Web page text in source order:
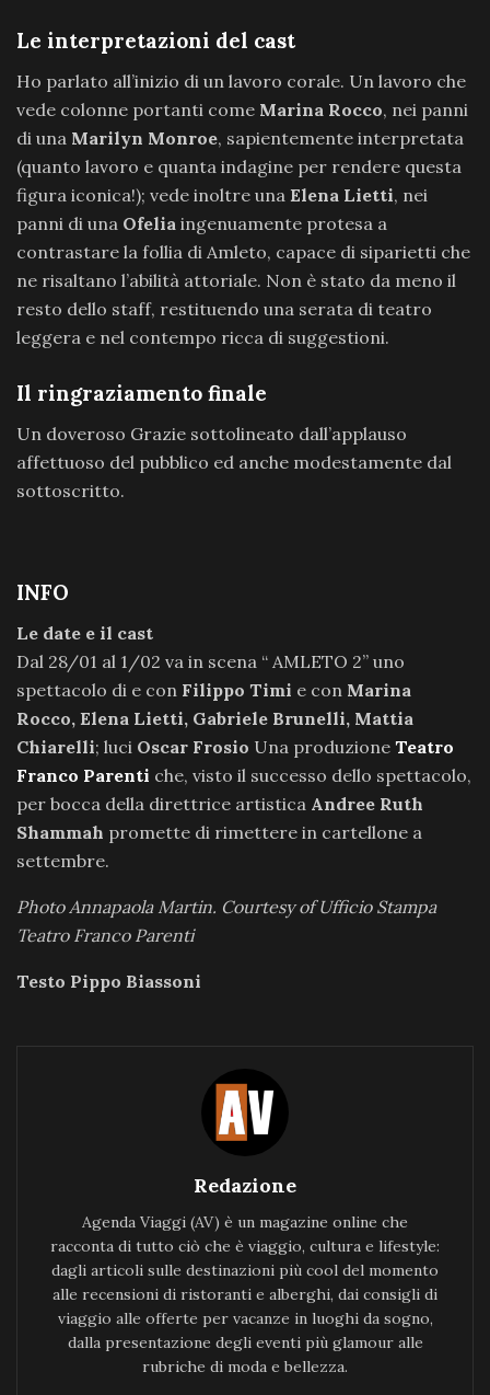
Le interpretazioni del cast
Ho parlato all’inizio di un lavoro corale. Un lavoro che
vede colonne portanti come Marina Rocco, nei panni
di una Marilyn Monroe, sapientemente interpretata
(quanto lavoro e quanta indagine per rendere questa
figura iconica!); vede inoltre una Elena Lietti, nei
panni di una Ofelia ingenuamente protesa a
contrastare la follia di Amleto, capace di siparietti che
ne risaltano l’abilità attoriale. Non è stato da meno il
resto dello staff, restituendo una serata di teatro
leggera e nel contempo ricca di suggestioni.
Il ringraziamento finale
Un doveroso Grazie sottolineato dall’applauso
affettuoso del pubblico ed anche modestamente dal
sottoscritto.
INFO
Le date e il cast
Dal 28/01 al 1/02 va in scena “ AMLETO 2” uno
spettacolo di e con Filippo Timi e con Marina
Rocco, Elena Lietti, Gabriele Brunelli, Mattia
Chiarelli; luci Oscar Frosio Una produzione Teatro
Franco Parenti che, visto il successo dello spettacolo,
per bocca della direttrice artistica Andree Ruth
Shammah promette di rimettere in cartellone a
settembre.
Photo Annapaola Martin. Courtesy of Ufficio Stampa
Teatro Franco Parenti
Testo Pippo Biassoni
Redazione
Agenda Viaggi (AV) è un magazine online che
racconta di tutto ciò che è viaggio, cultura e lifestyle:
dagli articoli sulle destinazioni più cool del momento
alle recensioni di ristoranti e alberghi, dai consigli di
viaggio alle offerte per vacanze in luoghi da sogno,
dalla presentazione degli eventi più glamour alle
rubriche di moda e bellezza.